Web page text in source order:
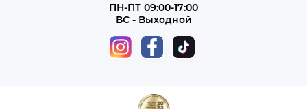
ПН-ПТ 09:00-17:00
ВС - Выходной